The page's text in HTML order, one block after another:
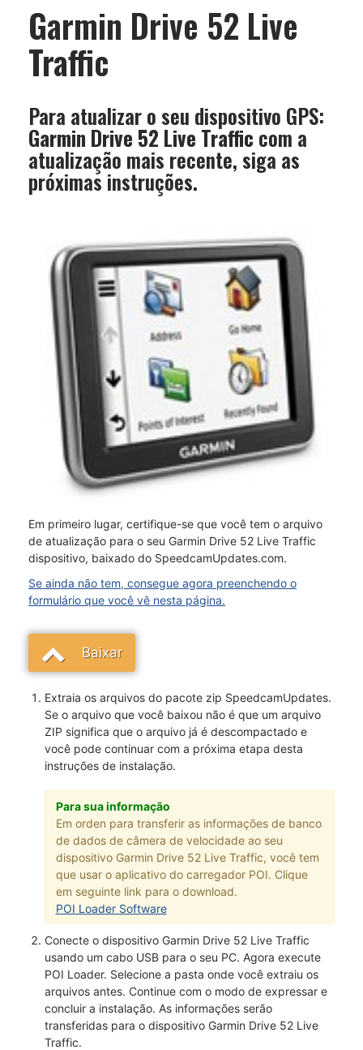
Garmin Drive 52 Live
Traffic
Para atualizar o seu dispositivo GPS:
Garmin Drive 52 Live Traffic com a
atualização mais recente, siga as
próximas instruções.
Em primeiro lugar, certifique-se que você tem o arquivo
de atualização para o seu Garmin Drive 52 Live Traffic
dispositivo, baixado do SpeedcamUpdates.com.
Se ainda não tem, consegue agora preenchendo o
formulário que você vê nesta página.
Baixar
Extraia os arquivos do pacote zip SpeedcamUpdates.
Se o arquivo que você baixou não é que um arquivo
ZIP significa que o arquivo já é descompactado e
você pode continuar com a próxima etapa desta
instruções de instalação.
Para sua informação
Em orden para transferir as informações de banco
de dados de câmera de velocidade ao seu
dispositivo Garmin Drive 52 Live Traffic, você tem
que usar o aplicativo do carregador POI. Clique
em seguinte link para o download.
POI Loader Software
Conecte o dispositivo Garmin Drive 52 Live Traffic
usando um cabo USB para o seu PC. Agora execute
POI Loader. Selecione a pasta onde você extraiu os
arquivos antes. Continue com o modo de expressar e
concluir a instalação. As informações serão
transferidas para o dispositivo Garmin Drive 52 Live
Traffic.